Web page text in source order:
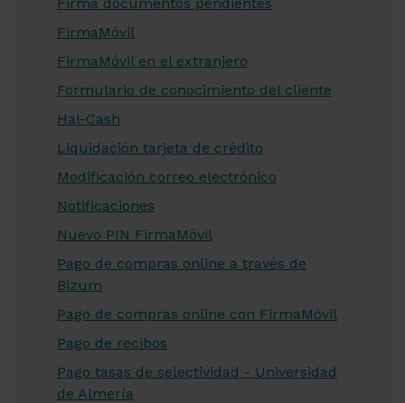
FirmaMóvil
FirmaMóvil en el extranjero
Formulario de conocimiento del cliente
Hal-Cash
Liquidación tarjeta de crédito
Modificación correo electrónico
Notificaciones
Nuevo PIN FirmaMóvil
Pago de compras online a través de
Bizum
Pago de compras online con FirmaMóvil
Pago de recibos
Pago tasas de selectividad - Universidad
de Almería